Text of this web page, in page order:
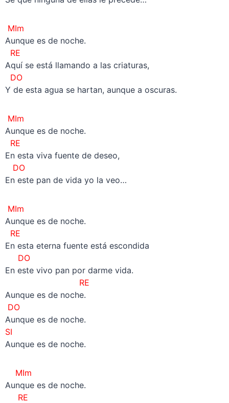
MIm
Aunque es de noche.
RE
Aquí se está llamando a las criaturas,
DO
Y de esta agua se hartan, aunque a oscuras.
MIm
Aunque es de noche.
RE
En esta viva fuente de deseo,
DO
En este pan de vida yo la veo…
MIm
Aunque es de noche.
RE
En esta eterna fuente está escondida
DO
En este vivo pan por darme vida.
RE
Aunque es de noche.
DO
Aunque es de noche.
SI
Aunque es de noche.
MIm
Aunque es de noche.
RE